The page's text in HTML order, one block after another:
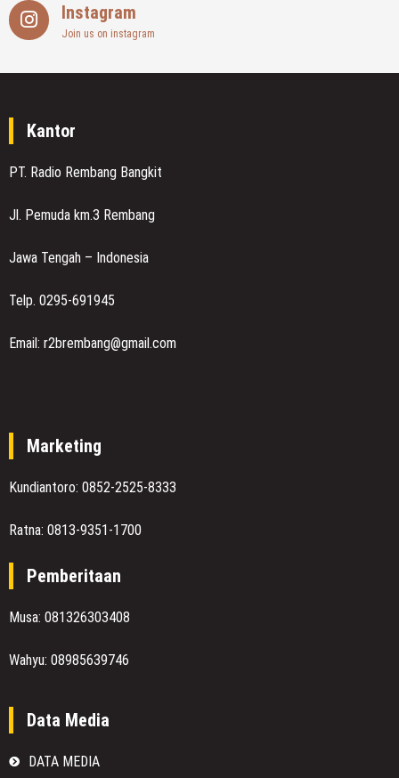
Instagram
Join us on instagram
Kantor
PT. Radio Rembang Bangkit
Jl. Pemuda km.3 Rembang
Jawa Tengah – Indonesia
Telp. 0295-691945
Email: r2brembang@gmail.com
Marketing
Kundiantoro: 0852-2525-8333
Ratna: 0813-9351-1700
Pemberitaan
Musa: 081326303408
Wahyu: 08985639746
Data Media
DATA MEDIA